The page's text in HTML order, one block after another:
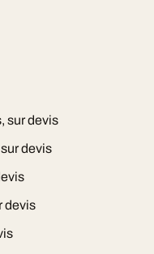
sur devis
devis
devis